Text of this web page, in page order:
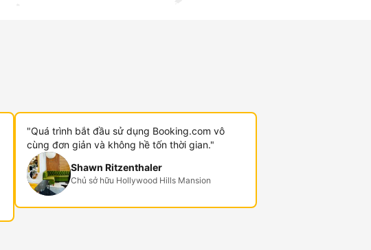
"Quá trình bắt đầu sử dụng Booking.com vô
cùng đơn giản và không hề tốn thời gian."
Shawn Ritzenthaler
Chủ sở hữu Hollywood Hills Mansion